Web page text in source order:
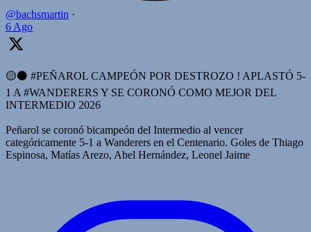
@bachsmartin ·
6 Ago
🟡⚫️ #PEÑAROL CAMPEÓN POR DESTROZO ! APLASTÓ 5-
1 A #WANDERERS Y SE CORONÓ COMO MEJOR DEL
INTERMEDIO 2026
Peñarol se coronó bicampeón del Intermedio al vencer
categóricamente 5-1 a Wanderers en el Centenario. Goles de Thiago
Espinosa, Matías Arezo, Abel Hernández, Leonel Jaime